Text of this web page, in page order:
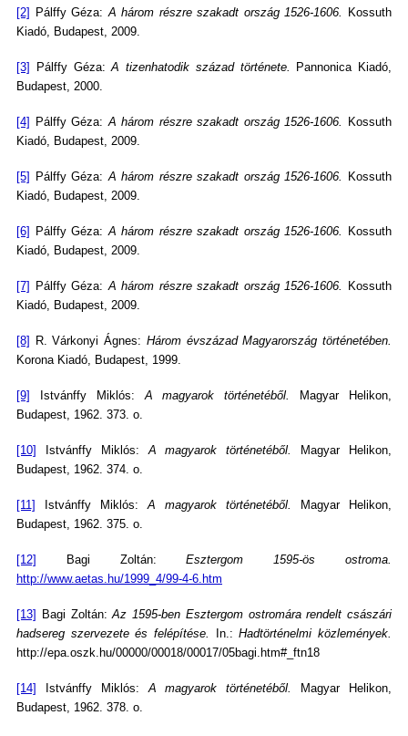
[2] Pálffy Géza:A három részre szakadt ország 1526-1606.
Kossuth
Kiadó, Budapest, 2009.
[3] Pálffy Géza:A tizenhatodik század története.
Pannonica Kiadó,
Budapest, 2000.
[4] Pálffy Géza:A három részre szakadt ország 1526-1606.
Kossuth
Kiadó, Budapest, 2009.
[5] Pálffy Géza:A három részre szakadt ország 1526-1606.
Kossuth
Kiadó, Budapest, 2009.
[6] Pálffy Géza:A három részre szakadt ország 1526-1606.
Kossuth
Kiadó, Budapest, 2009.
[7] Pálffy Géza:A három részre szakadt ország 1526-1606.
Kossuth
Kiadó, Budapest, 2009.
[8] R. Várkonyi Ágnes: Három évszázad Magyarország történetében.
Korona Kiadó, Budapest, 1999.
[9] Istvánffy Miklós:A magyarok történetéből.
Magyar Helikon,
Budapest, 1962. 373. o.
[10] Istvánffy Miklós:A magyarok történetéből.
Magyar Helikon,
Budapest, 1962. 374. o.
[11] Istvánffy Miklós:A magyarok történetéből.
Magyar Helikon,
Budapest, 1962. 375. o.
[12] Bagi Zoltán:Esztergom 1595-ös ostroma.
http://www.aetas.hu/1999_4/99-4-6.htm
[13] Bagi Zoltán:Az 1595-ben Esztergom ostromára rendelt császári
hadsereg szervezete és felépítése.
In.:Hadtörténelmi közlemények.
http://epa.oszk.hu/00000/00018/00017/05bagi.htm#_ftn18
[14] Istvánffy Miklós:A magyarok történetéből.
Magyar Helikon,
Budapest, 1962. 378. o.